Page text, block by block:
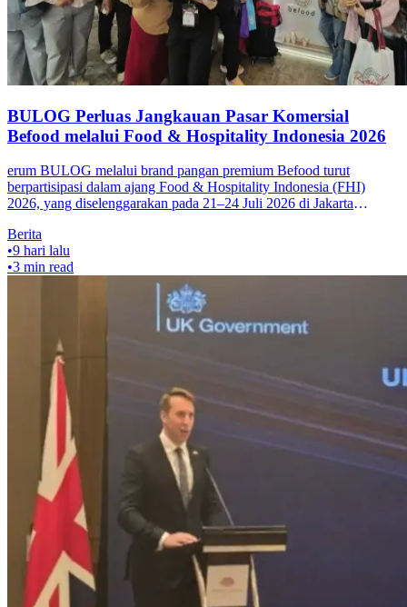
BULOG Perluas Jangkauan Pasar Komersial
Befood melalui Food & Hospitality Indonesia 2026
erum BULOG melalui brand pangan premium Befood turut
berpartisipasi dalam ajang Food & Hospitality Indonesia (FHI)
2026, yang diselenggarakan pada 21–24 Juli 2026 di Jakarta
Berita
•9 hari lalu
•3 min read